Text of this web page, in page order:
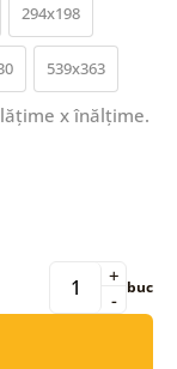
294x198
539x363
x înălțime.
-
+ buc